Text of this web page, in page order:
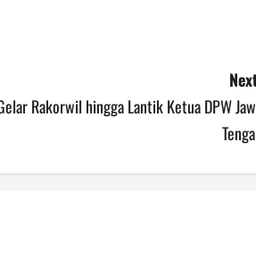
Rakorwil hingga Lantik Ketua DPW